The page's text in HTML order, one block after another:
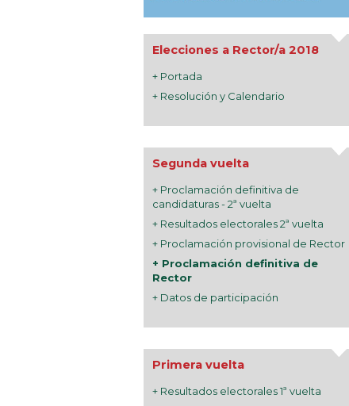
Elecciones a Rector/a 2018
+ Portada
+ Resolución y Calendario
Segunda vuelta
+ Proclamación definitiva de
candidaturas - 2ª vuelta
+ Resultados electorales 2ª vuelta
+ Proclamación provisional de Rector
+ Proclamación definitiva de
Rector
+ Datos de participación
Primera vuelta
+ Resultados electorales 1ª vuelta